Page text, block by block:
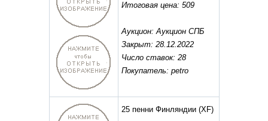
Итоговая цена: 509
Аукцион: Аукцион СПБ
Закрыт: 28.12.2022
Число ставок: 28
Покупатель: petro
25 пенни Финляндии(XF)